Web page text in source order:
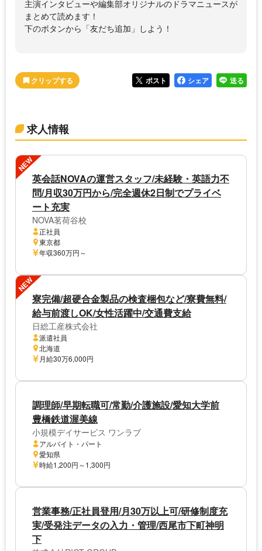
主演インタビューや編集部オリジナルのドラマニュースが
まとめて読めます！
下のボタンから「友だち追加」しよう！
ポスト シェア 送る
求人情報
NEW
英会話NOVAの運営スタッフ/未経験・英語力不
問/月収30万円から/完全週休2日制でプライベ
ート充実
NOVA茗荷谷校
正社員
東京都
年収360万円～
NEW
寮完備/超硬合金製品の検査梱包など/寮費無料/
給与前渡しOK/女性活躍中/交通費支給
日総工産株式会社
派遣社員
北海道
月給30万6,000円
調理師/早期転職可/常勤/介護施設/愛知大学前
豊橋鉄道渥美線
小規模デイサービス ワンラブ
アルバイト・パート
愛知県
時給1,200円～1,300円
営業事務/正社員登用/月30万以上可/研修制度充
実/受発注データの入力・管理/西尾市下町神明
下